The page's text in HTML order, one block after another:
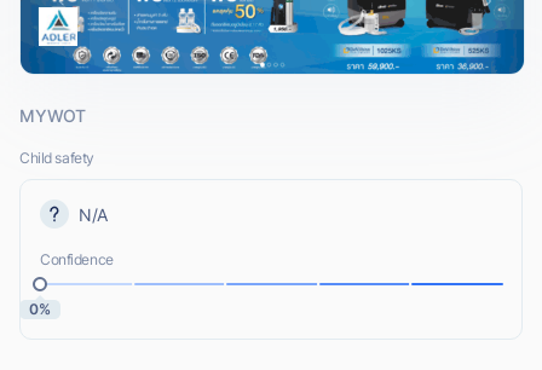
MYWOT
Child safety
N/A
Confidence
0%